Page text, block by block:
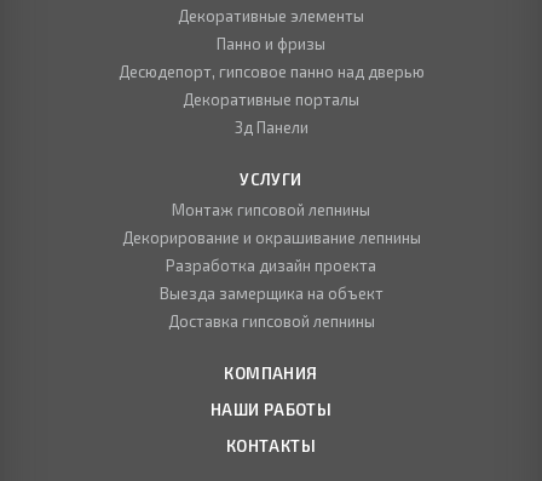
Декоративные элементы
Панно и фризы
Десюдепорт, гипсовое панно над дверью
Декоративные порталы
3д Панели
УСЛУГИ
Монтаж гипсовой лепнины
Декорирование и окрашивание лепнины
Разработка дизайн проекта
Выезда замерщика на объект
Доставка гипсовой лепнины
КОМПАНИЯ
НАШИ РАБОТЫ
КОНТАКТЫ